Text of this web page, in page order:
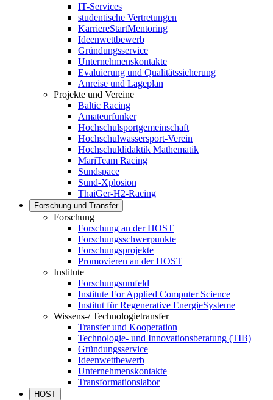
IT-Services
studentische Vertretungen
KarriereStartMentoring
Ideenwettbewerb
Gründungsservice
Unternehmenskontakte
Evaluierung und Qualitätssicherung
Anreise und Lageplan
Projekte und Vereine
Baltic Racing
Amateurfunker
Hochschulsportgemeinschaft
Hochschulwassersport-Verein
Hochschuldidaktik Mathematik
MariTeam Racing
Sundspace
Sund-Xplosion
ThaiGer-H2-Racing
Forschung und Transfer
Forschung
Forschung an der HOST
Forschungsschwerpunkte
Forschungsprojekte
Promovieren an der HOST
Institute
Forschungsumfeld
Institute For Applied Computer Science
Institut für Regenerative EnergieSysteme
Wissens-/ Technologietransfer
Transfer und Kooperation
Technologie- und Innovationsberatung (TIB)
Gründungsservice
Ideenwettbewerb
Unternehmenskontakte
Transformationslabor
HOST